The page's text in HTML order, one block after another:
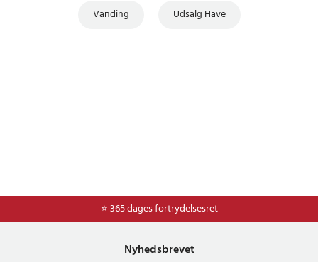
Vanding Udsalg Have
⭐ 365 dages fortrydelsesret
⭐ Nem og sikker betaling med mobilepay og dankort
Nyhedsbrevet